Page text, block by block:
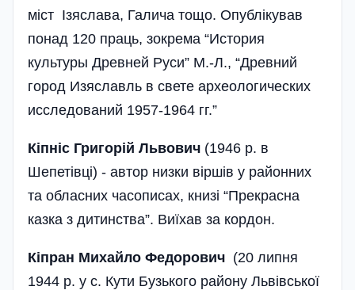
міст Ізяслава, Галича тощо. Опублікував
понад 120 праць, зокрема “История
культуры Древней Руси” М.-Л., “Древний
город Изяславль в свете археологических
исследований 1957-1964 гг.”
Кіпніс Григорій Львович (1946 р. в
Шепетівці) - автор низки віршів у районних
та обласних часописах, книзі “Прекрасна
казка з дитинства”. Виїхав за кордон.
Кіпран Михайло Федорович (20 липня
1944 р. у с. Кути Бузького району Львівської